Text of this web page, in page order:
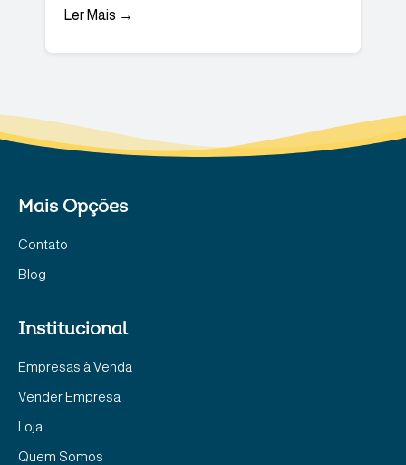
Ler Mais →
Mais Opções
Contato
Blog
Institucional
Empresas à Venda
Vender Empresa
Loja
Quem Somos